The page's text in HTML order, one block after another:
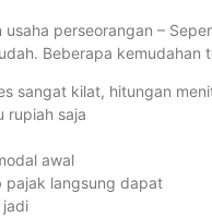
perseorangan –
Beberapa
sangat kilat, hitungan
rupiah saja
awal
pajak langsung dapat